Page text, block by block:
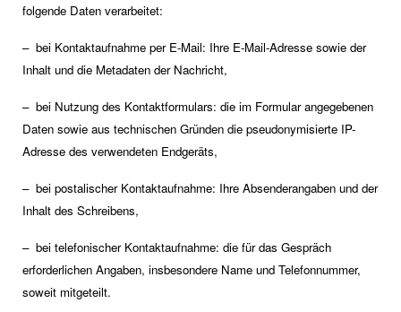
folgende Daten verarbeitet:
– bei Kontaktaufnahme per E-Mail: Ihre E-Mail-Adresse sowie der
Inhalt und die Metadaten der Nachricht,
– bei Nutzung des Kontaktformulars: die im Formular angegebenen
Daten sowie aus technischen Gründen die pseudonymisierte IP-
Adresse des verwendeten Endgeräts,
– bei postalischer Kontaktaufnahme: Ihre Absenderangaben und der
Inhalt des Schreibens,
– bei telefonischer Kontaktaufnahme: die für das Gespräch
erforderlichen Angaben, insbesondere Name und Telefonnummer,
soweit mitgeteilt.